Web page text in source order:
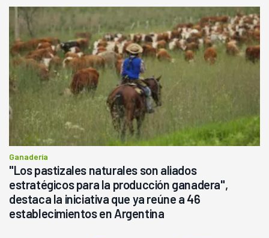
Ganadería
"Los pastizales naturales son aliados
estratégicos para la producción ganadera",
destaca la iniciativa que ya reúne a 46
establecimientos en Argentina